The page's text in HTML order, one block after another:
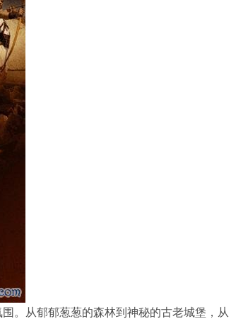
。从郁郁葱葱的森林到神秘的古老城堡，从